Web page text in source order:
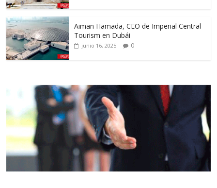
Aiman Hamada, CEO de Imperial Central
Tourism en Dubái
junio 16, 2025 0